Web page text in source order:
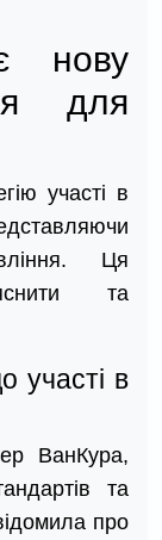
нову
для
участі в
Ця
та
участі в
ВанКура,
та
про